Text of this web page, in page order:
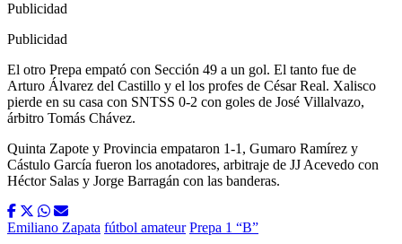
Publicidad
Publicidad
El otro Prepa empató con Sección 49 a un gol. El tanto fue de
Arturo Álvarez del Castillo y el los profes de César Real. Xalisco
pierde en su casa con SNTSS 0-2 con goles de José Villalvazo,
árbitro Tomás Chávez.
Quinta Zapote y Provincia empataron 1-1, Gumaro Ramírez y
Cástulo García fueron los anotadores, arbitraje de JJ Acevedo con
Héctor Salas y Jorge Barragán con las banderas.
Emiliano Zapata fútbol amateur Prepa 1 “B”